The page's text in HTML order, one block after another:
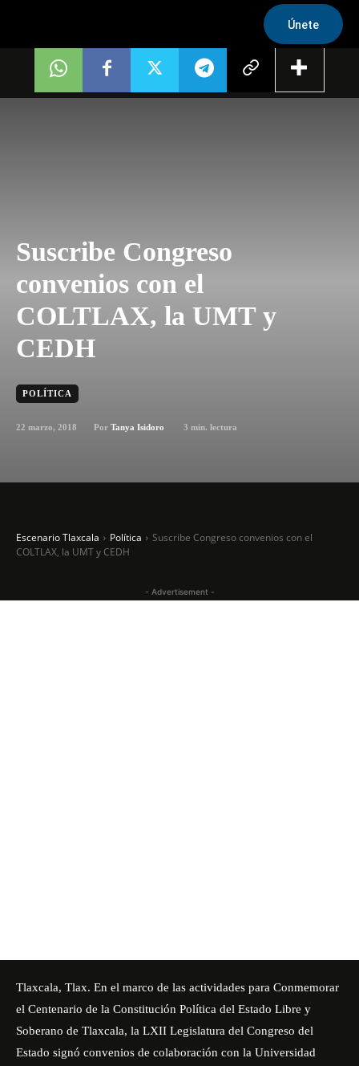
Únete
Suscribe Congreso
convenios con el
COLTLAX, la UMT y
CEDH
POLÍTICA
22 marzo, 2018 Por Tanya Isidoro 3 min. lectura
Escenario Tlaxcala Política
Suscribe Congreso convenios con el
COLTLAX, la UMT y CEDH
- Advertisement -
Tlaxcala, Tlax. En el marco de las actividades para Conmemorar
el Centenario de la Constitución Política del Estado Libre y
Soberano de Tlaxcala, la LXII Legislatura del Congreso del
Estado signó convenios de colaboración con la Universidad